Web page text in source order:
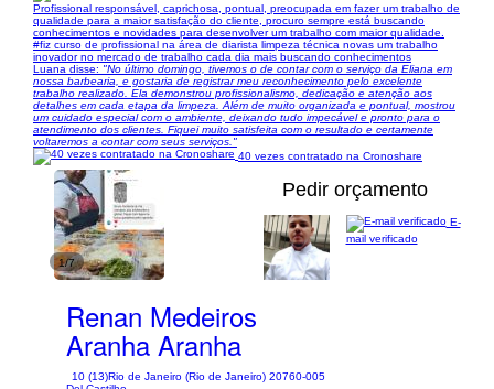
Profissional responsável, caprichosa, pontual, preocupada em fazer um trabalho de
qualidade para a maior satisfação do cliente, procuro sempre está buscando
conhecimentos e novidades para desenvolver um trabalho com maior qualidade.
#fiz curso de profissional na área de diarista limpeza técnica novas um trabalho
inovador no mercado de trabalho cada dia mais buscando conhecimentos
Luana disse: "No último domingo, tivemos o de contar com o serviço da Eliana em
nossa barbearia, e gostaria de registrar meu reconhecimento pelo excelente
trabalho realizado. Ela demonstrou profissionalismo, dedicação e atenção aos
detalhes em cada etapa da limpeza. Além de muito organizada e pontual, mostrou
um cuidado especial com o ambiente, deixando tudo impecável e pronto para o
atendimento dos clientes. Fiquei muito satisfeita com o resultado e certamente
voltaremos a contar com seus serviços."
40 vezes contratado na Cronoshare
1/7
Pedir orçamento
Renan Medeiros
Aranha Aranha
10 (13)Rio de Janeiro (Rio de Janeiro) 20760-005
E-
mail verificado